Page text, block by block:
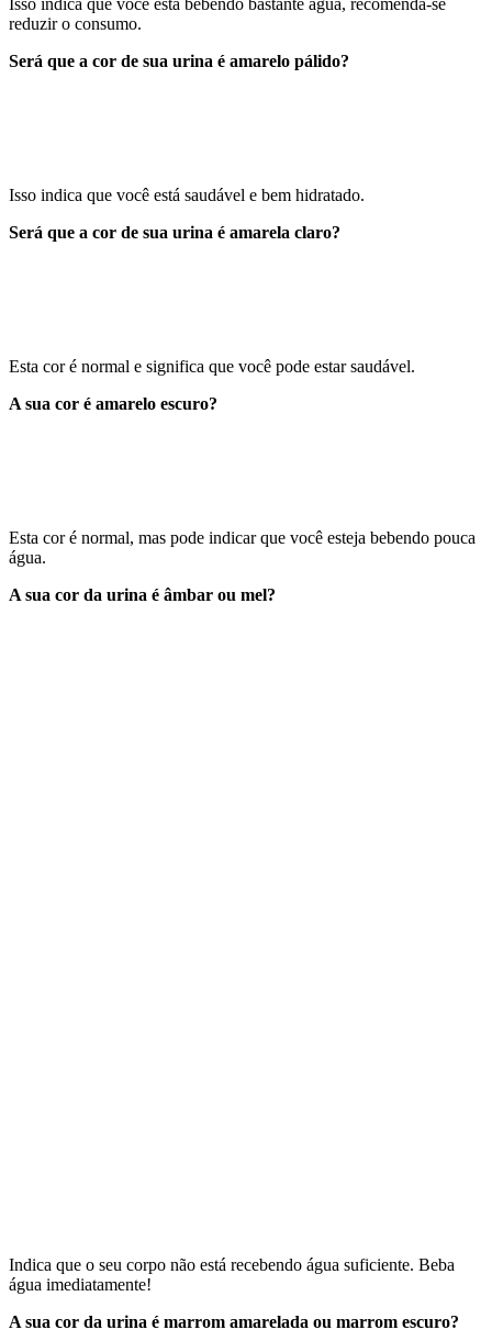
reduzir o consumo.
Será que a cor de sua urina é amarelo pálido?
Isso indica que você está saudável e bem hidratado.
Será que a cor de sua urina é amarela claro?
Esta cor é normal e significa que você pode estar saudável.
A sua cor é amarelo escuro?
Esta cor é normal, mas pode indicar que você esteja bebendo pouca
água.
A sua cor da urina é âmbar ou mel?
Indica que o seu corpo não está recebendo água suficiente. Beba
água imediatamente!
A sua cor da urina é marrom amarelada ou marrom escuro?